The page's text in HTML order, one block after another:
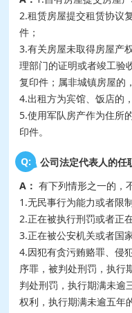
2.租赁房屋提交租赁协议
件；
3.有关房屋未取得房屋产
理部门的证明或者竣工验
复印件；属非城镇房屋的
4.出租方为宾馆、饭店的
5.使用军队房产作为住所
印件。
Q:
公司法定代表人的任
A： 有下列情形之一的，
1.无民事行为能力或者限
2.正在被执行刑罚或者正
3.正在被公安机关或者国
4.因犯有贪污贿赂罪、侵
序罪，被判处刑罚，执行
判处刑罚，执行期满未逾
权利，执行期满未逾五年